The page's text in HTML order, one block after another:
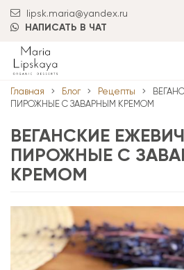
lipsk.maria@yandex.ru
НАПИСАТЬ В ЧАТ
Главная Блог Рецепты
ПИРОЖНЫЕ С ЗАВАРНЫМ КРЕМОМ
ВЕГАНСКИЕ
ПИРОЖНЫЕ С
КРЕМОМ